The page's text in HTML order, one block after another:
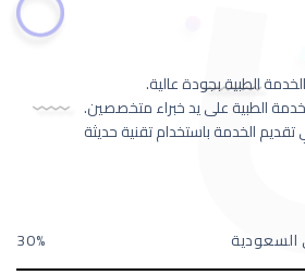
الطبية بجودة عالية.
الطبية على يد خبراء متخصصين.
تقديم الخدمة باستخدام تقنية حديثة
30